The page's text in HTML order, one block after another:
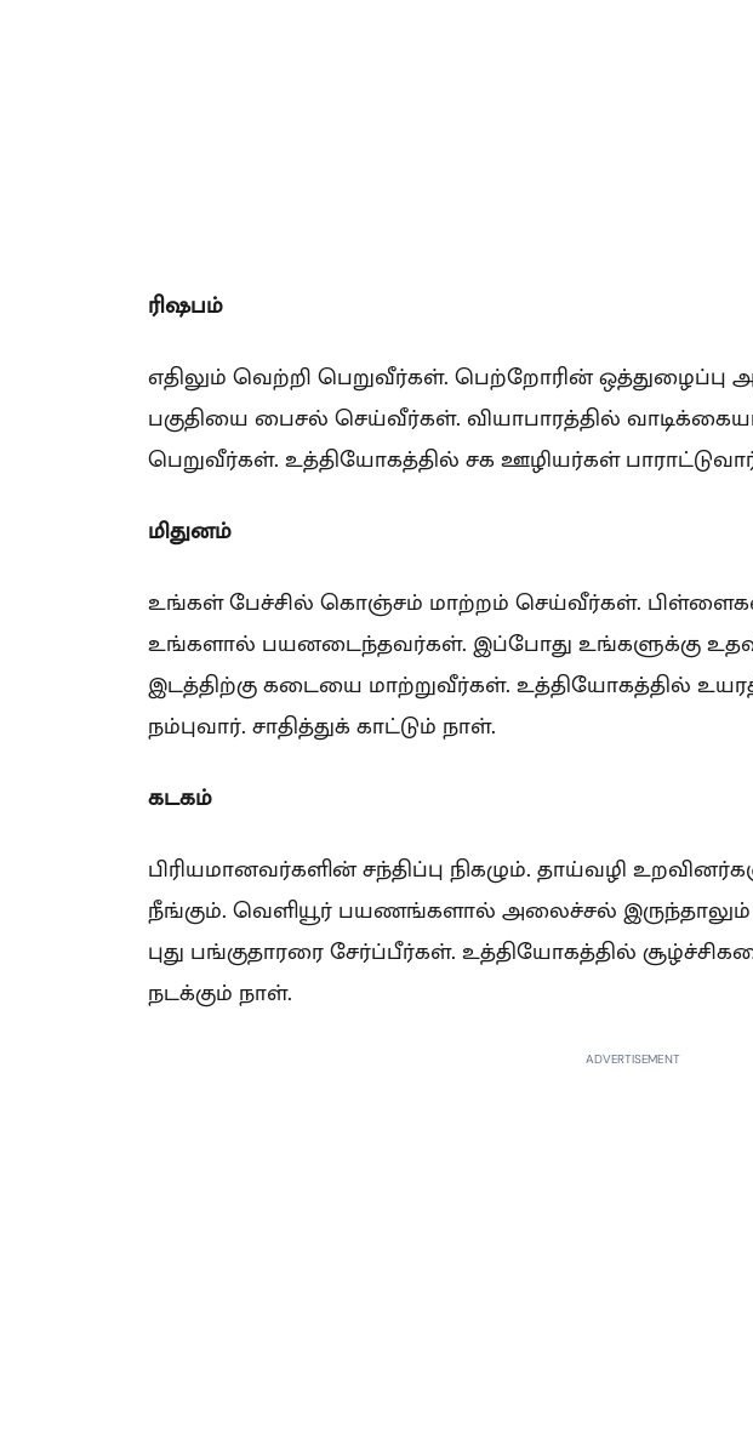
ரிஷபம்
எதிலும் வெற்றி பெறுவீர்கள். பெற்றோரின் ஒத்துழைப்பு
பகுதியை பைசல் செய்வீர்கள். வியாபாரத்தில்
பெறுவீர்கள். உத்தியோகத்தில் சக ஊழியர்கள்
மிதுனம்
உங்கள் பேச்சில் கொஞ்சம் மாற்றம் செய்வீர்கள்.
உங்களால் பயனடைந்தவர்கள். இப்போது உங்களுக்கு உதவி
இடத்திற்கு கடையை மாற்றுவீர்கள். உத்தியோகத்தில்
நம்புவார். சாதித்துக் காட்டும் நாள்.
கடகம்
பிரியமானவர்களின் சந்திப்பு நிகழும். தாய்வழி
நீங்கும். வெளியூர் பயணங்களால் அலைச்சல் இருந்தாலும்
புது பங்குதாரரை சேர்ப்பீர்கள். உத்தியோகத்தில்
நடக்கும் நாள்.
ADVERTISEMENT